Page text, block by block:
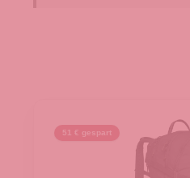
51 € gespart